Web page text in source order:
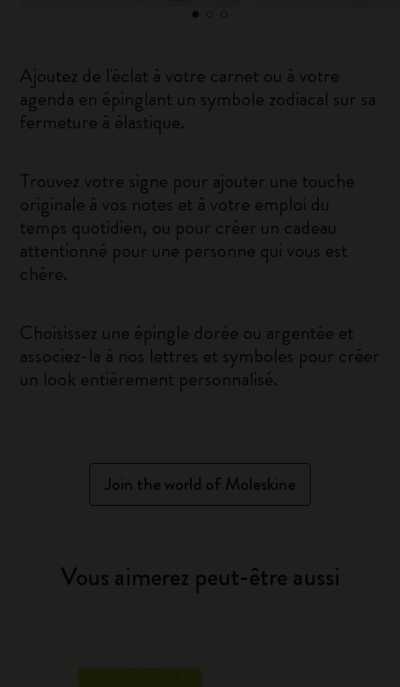
Ajoutez de l'éclat à votre carnet ou à votre
agenda en épinglant un symbole zodiacal sur sa
fermeture à élastique.
Trouvez votre signe pour ajouter une touche
originale à vos notes et à votre emploi du
temps quotidien, ou pour créer un cadeau
attentionné pour une personne qui vous est
chère.
Choisissez une épingle dorée ou argentée et
associez-la à nos lettres et symboles pour créer
un look entièrement personnalisé.
Join the world of Moleskine
Vous aimerez peut-être aussi